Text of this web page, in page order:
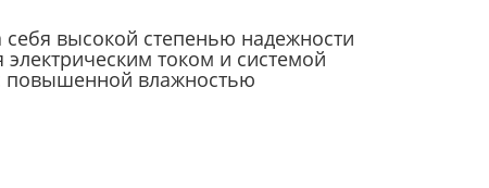
высокой степенью надежности
током и системой
повышенной влажностью